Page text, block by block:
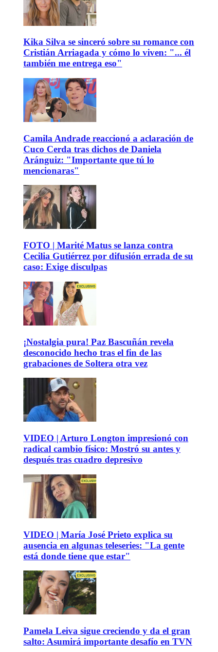
Kika Silva se sinceró sobre su romance con
Cristián Arriagada y cómo lo viven: "... él
también me entrega eso"
Camila Andrade reaccionó a aclaración de
Cuco Cerda tras dichos de Daniela
Aránguiz: "Importante que tú lo
mencionaras"
FOTO | Marité Matus se lanza contra
Cecilia Gutiérrez por difusión errada de su
caso: Exige disculpas
¡Nostalgia pura! Paz Bascuñán revela
desconocido hecho tras el fin de las
grabaciones de Soltera otra vez
VIDEO | Arturo Longton impresionó con
radical cambio físico: Mostró su antes y
después tras cuadro depresivo
VIDEO | María José Prieto explica su
ausencia en algunas teleseries: "La gente
está donde tiene que estar"
Pamela Leiva sigue creciendo y da el gran
salto: Asumirá importante desafío en TVN